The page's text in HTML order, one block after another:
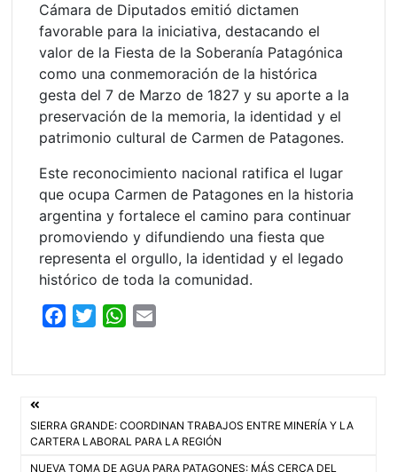
Cámara de Diputados emitió dictamen
favorable para la iniciativa, destacando el
valor de la Fiesta de la Soberanía Patagónica
como una conmemoración de la histórica
gesta del 7 de Marzo de 1827 y su aporte a la
preservación de la memoria, la identidad y el
patrimonio cultural de Carmen de Patagones.
Este reconocimiento nacional ratifica el lugar
que ocupa Carmen de Patagones en la historia
argentina y fortalece el camino para continuar
promoviendo y difundiendo una fiesta que
representa el orgullo, la identidad y el legado
histórico de toda la comunidad.
o
e
W
A
Navegación
de
SIERRA GRANDE: COORDINAN TRABAJOS ENTRE MINERÍA Y LA
CARTERA LABORAL PARA LA REGIÓN
NUEVA TOMA DE AGUA PARA PATAGONES: MÁS CERCA DEL